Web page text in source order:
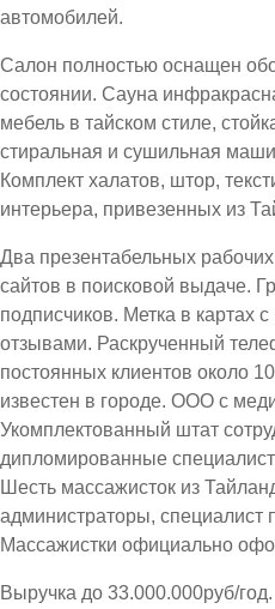
автомобилей.
Салон полностью оснащен
состоянии. Сауна
мебель в тайском стиле,
стиральная и сушильная
Комплект халатов, штор,
интерьера, привезенных из
Два презентабельных
сайтов в поисковой выдаче.
подписчиков. Метка в картах
отзывами. Раскрученный
постоянных клиентов около
известен в городе. ООО с
Укомплектованный штат
дипломированные
Шесть массажисток из
администраторы,
Массажистки официально
Выручка до 33.000.000руб/